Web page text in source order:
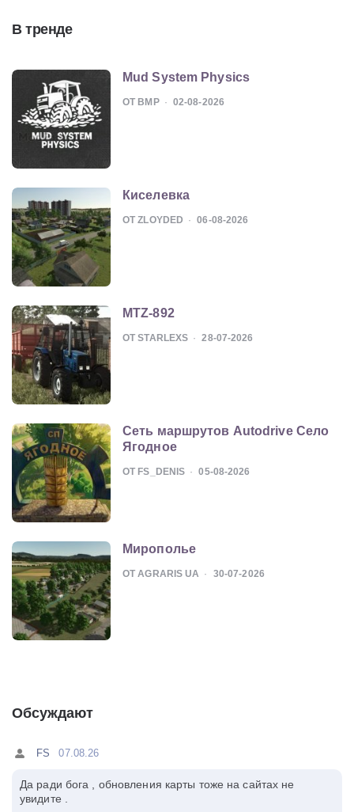
В тренде
Mud System Physics
ОТ BMP 02-08-2026
Киселевка
ОТ ZLOYDED 06-08-2026
MTZ-892
ОТ STARLEXS 28-07-2026
Сеть маршрутов Autodrive Село
Ягодное
ОТ FS_DENIS 05-08-2026
Мирополье
ОТ AGRARIS UA 30-07-2026
Обсуждают
FS 07.08.26
Да ради бога , обновления карты тоже на сайтах не
увидите .